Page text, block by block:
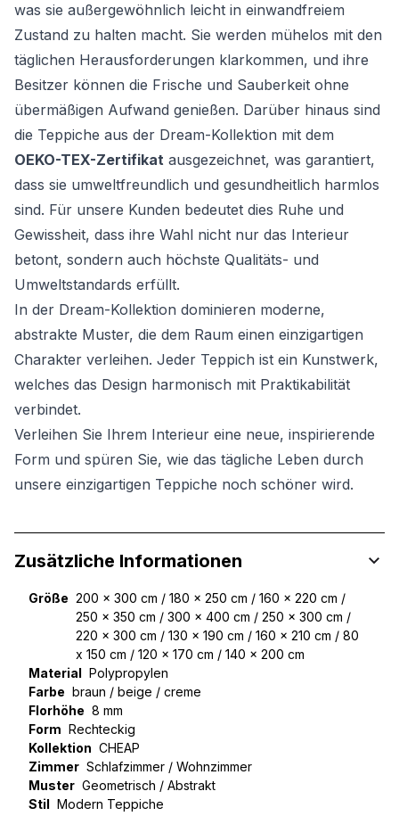
was sie außergewöhnlich leicht in einwandfreiem
Zustand zu halten macht. Sie werden mühelos mit den
täglichen Herausforderungen klarkommen, und ihre
Besitzer können die Frische und Sauberkeit ohne
übermäßigen Aufwand genießen. Darüber hinaus sind
die Teppiche aus der Dream-Kollektion mit dem
OEKO-TEX-Zertifikat ausgezeichnet, was garantiert,
dass sie umweltfreundlich und gesundheitlich harmlos
sind. Für unsere Kunden bedeutet dies Ruhe und
Gewissheit, dass ihre Wahl nicht nur das Interieur
betont, sondern auch höchste Qualitäts- und
Umweltstandards erfüllt.
In der Dream-Kollektion dominieren moderne,
abstrakte Muster, die dem Raum einen einzigartigen
Charakter verleihen. Jeder Teppich ist ein Kunstwerk,
welches das Design harmonisch mit Praktikabilität
verbindet.
Verleihen Sie Ihrem Interieur eine neue, inspirierende
Form und spüren Sie, wie das tägliche Leben durch
unsere einzigartigen Teppiche noch schöner wird.
Zusätzliche Informationen
Größe 200 x 300 cm / 180 x 250 cm / 160 x 220 cm /
250 x 350 cm / 300 x 400 cm / 250 x 300 cm /
220 x 300 cm / 130 x 190 cm / 160 x 210 cm / 80
x 150 cm / 120 x 170 cm / 140 x 200 cm
Material Polypropylen
Farbe braun / beige / creme
Florhöhe 8 mm
Form Rechteckig
Kollektion CHEAP
Zimmer Schlafzimmer / Wohnzimmer
Muster Geometrisch / Abstrakt
Stil Modern Teppiche